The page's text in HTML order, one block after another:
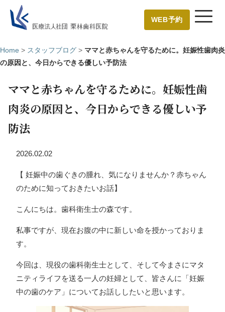
WEB予約
Home > スタッフブログ > ママと赤ちゃんを守るために。妊娠性歯肉炎
の原因と、今日からできる優しい予防法
ママと赤ちゃんを守るために。妊娠性歯
肉炎の原因と、今日からできる優しい予
防法
2026.02.02
【 妊娠中の歯ぐきの腫れ、気になりませんか？赤ちゃん
のために知っておきたいお話】
こんにちは。歯科衛生士の森です。
私事ですが、現在お腹の中に新しい命を授かっておりま
す。
今回は、現役の歯科衛生士として、そして今まさにマタ
ニティライフを送る一人の妊婦として、皆さんに「妊娠
中の歯のケア」についてお話ししたいと思います。